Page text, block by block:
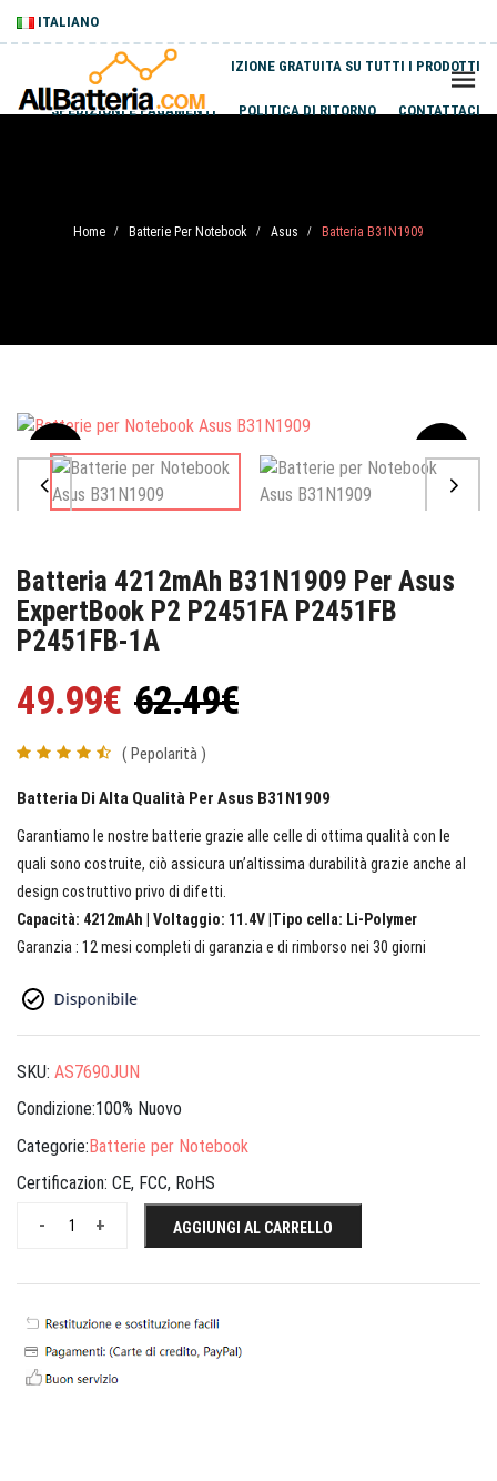
ITALIANO
SPEDIZIONE GRATUITA SU TUTTI I PRODOTTI
SPEDIZIONI E PAGAMENTI POLITICA DI RITORNO CONTATTACI
Home / Batterie Per Notebook / Asus / Batteria B31N1909
Sale
Batteria 4212mAh B31N1909 Per Asus
ExpertBook P2 P2451FA P2451FB
P2451FB-1A
49.99€ 62.49€
( Pepolarità )
Batteria Di Alta Qualità Per Asus B31N1909
Garantiamo le nostre batterie grazie alle celle di ottima qualità con le
quali sono costruite, ciò assicura un’altissima durabilità grazie anche al
design costruttivo privo di difetti.
Capacità: 4212mAh | Voltaggio: 11.4V |Tipo cella: Li-Polymer
Garanzia : 12 mesi completi di garanzia e di rimborso nei 30 giorni
SKU: AS7690JUN
Condizione:100% Nuovo
Categorie:Batterie per Notebook
Certificazion: CE, FCC, RoHS
+
- AGGIUNGI AL CARRELLO